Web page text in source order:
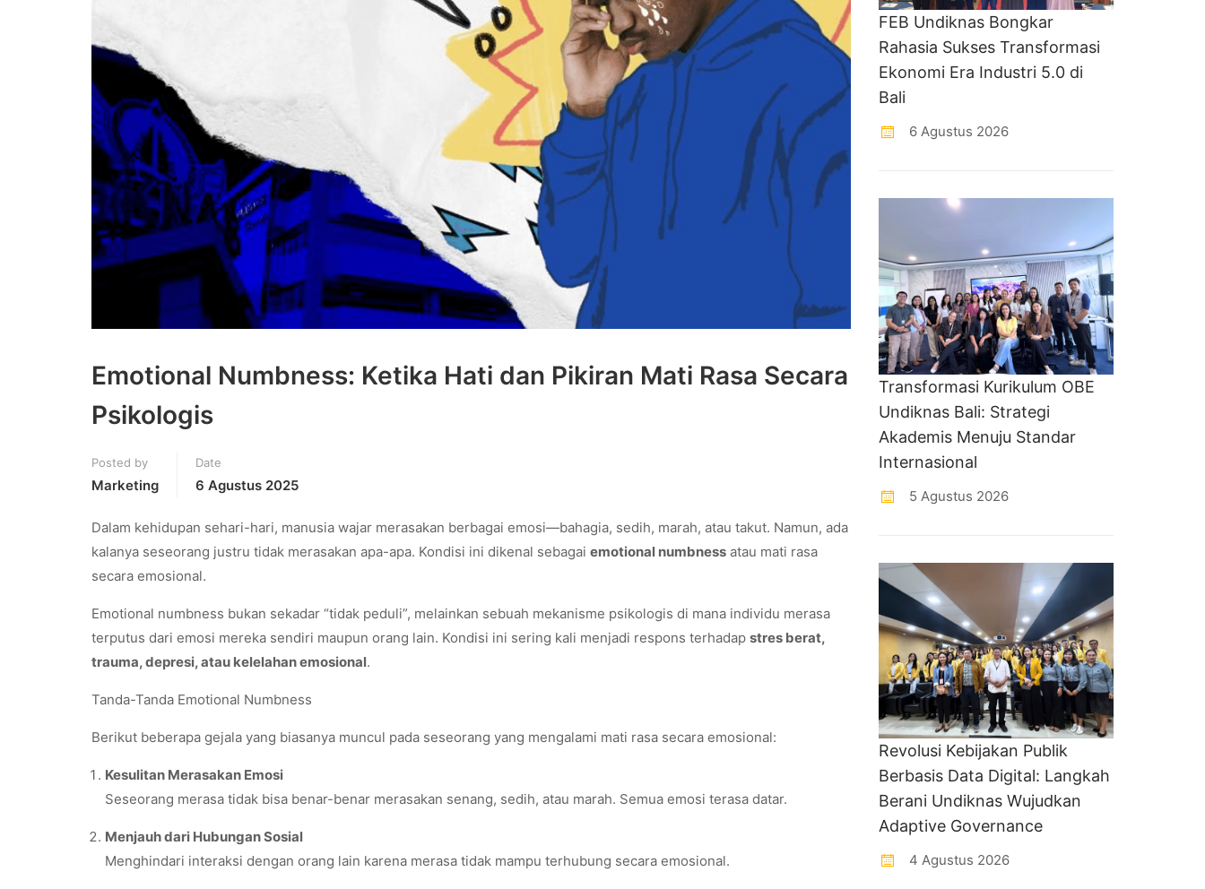
Emotional Numbness: Ketika Hati dan Pikiran Mati Rasa Secara
Psikologis
Posted by
Marketing
Date
6 Agustus 2025
Dalam kehidupan sehari-hari, manusia wajar merasakan berbagai emosi—bahagia, sedih, marah, atau takut. Namun, ada
kalanya seseorang justru tidak merasakan apa-apa. Kondisi ini dikenal sebagai emotional numbness atau mati rasa
secara emosional.
Emotional numbness bukan sekadar “tidak peduli”, melainkan sebuah mekanisme psikologis di mana individu merasa
terputus dari emosi mereka sendiri maupun orang lain. Kondisi ini sering kali menjadi respons terhadap stres berat,
trauma, depresi, atau kelelahan emosional.
Tanda-Tanda Emotional Numbness
Berikut beberapa gejala yang biasanya muncul pada seseorang yang mengalami mati rasa secara emosional:
Kesulitan Merasakan Emosi
Seseorang merasa tidak bisa benar-benar merasakan senang, sedih, atau marah. Semua emosi terasa datar.
Menjauh dari Hubungan Sosial
Menghindari interaksi dengan orang lain karena merasa tidak mampu terhubung secara emosional.
FEB Undiknas Bongkar
Rahasia Sukses Transformasi
Ekonomi Era Industri 5.0 di
Bali
6 Agustus 2026
Transformasi Kurikulum OBE
Undiknas Bali: Strategi
Akademis Menuju Standar
Internasional
5 Agustus 2026
Revolusi Kebijakan Publik
Berbasis Data Digital: Langkah
Berani Undiknas Wujudkan
Adaptive Governance
4 Agustus 2026